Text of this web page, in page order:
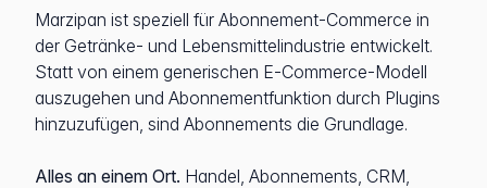
Marzipan ist speziell für Abonnement-Commerce in
der Getränke- und Lebensmittelindustrie entwickelt.
Statt von einem generischen E-Commerce-Modell
auszugehen und Abonnementfunktion durch Plugins
hinzuzufügen, sind Abonnements die Grundlage.
Alles an einem Ort. Handel, Abonnements, CRM,